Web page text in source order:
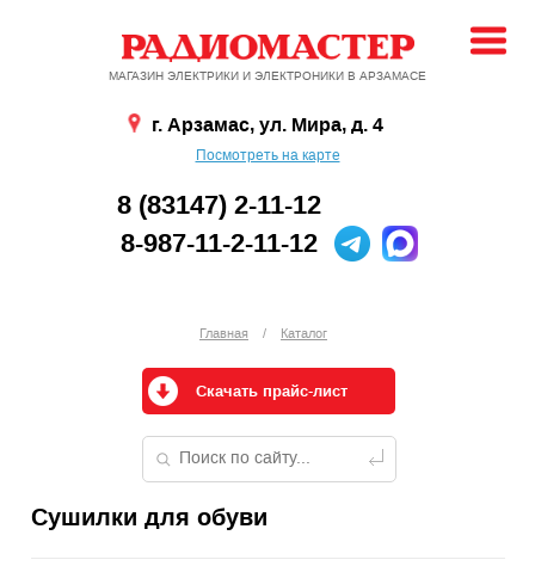
МАГАЗИН ЭЛЕКТРИКИ И ЭЛЕКТРОНИКИ В АРЗАМАСЕ
г. Арзамас, ул. Мира, д. 4
Посмотреть на карте
8 (83147) 2-11-12
8-987-11-2-11-12
Главная / Каталог
Скачать прайс-лист
Сушилки для обуви